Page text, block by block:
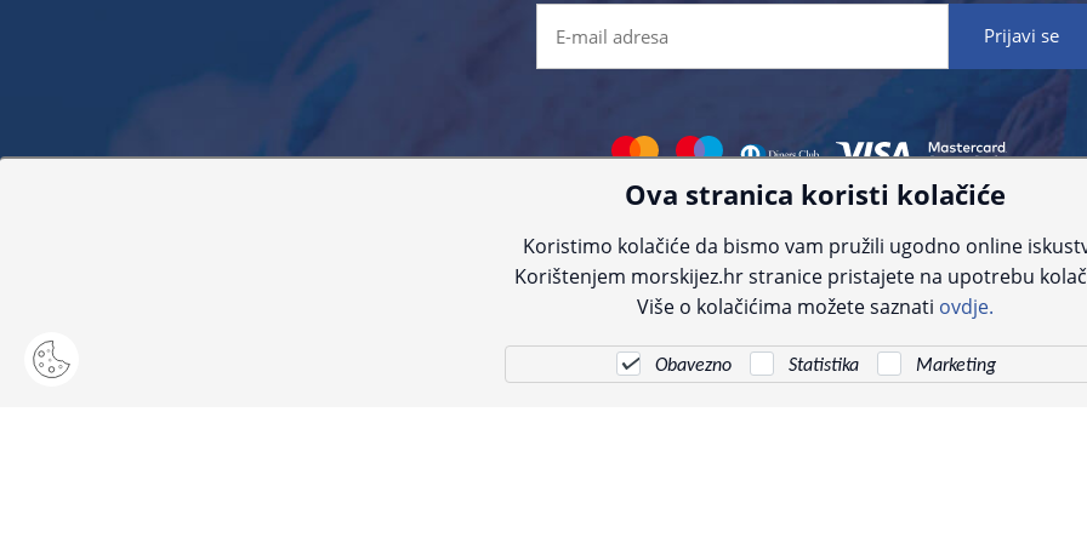
proizvoda. Za najažurnije informacije kontaktirajte nas putem telefona:+385 23 231 761ili e-
© Morski jež 2022
Ova stranica koristi kolačiće
Koristimo kolačiće da bismo vam pružili ugodno online
Korištenjem morskijez.hr stranice pristajete na upotrebu
Više o kolačićima možete saznati ovdje.
Obavezno Statistika Marketing